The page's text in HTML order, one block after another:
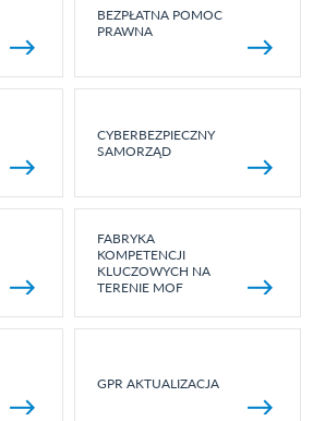
BEZPŁATNA POMOC
PRAWNA
CYBERBEZPIECZNY
SAMORZĄD
FABRYKA
KOMPETENCJI
KLUCZOWYCH NA
TERENIE MOF
GPR AKTUALIZACJA